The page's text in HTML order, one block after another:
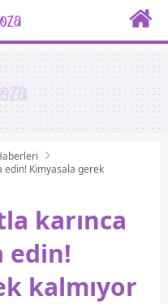
edin! Kimyasala gerek
karınca
edin!
kalmıyor